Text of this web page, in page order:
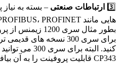
3️⃣ ارتباطات صنعتی – بسته به
بطور مثال سری
برای سری 300 نسخه های
کنید. البته
CP343 قابلیت پروفینت را به آن بیافزایید.